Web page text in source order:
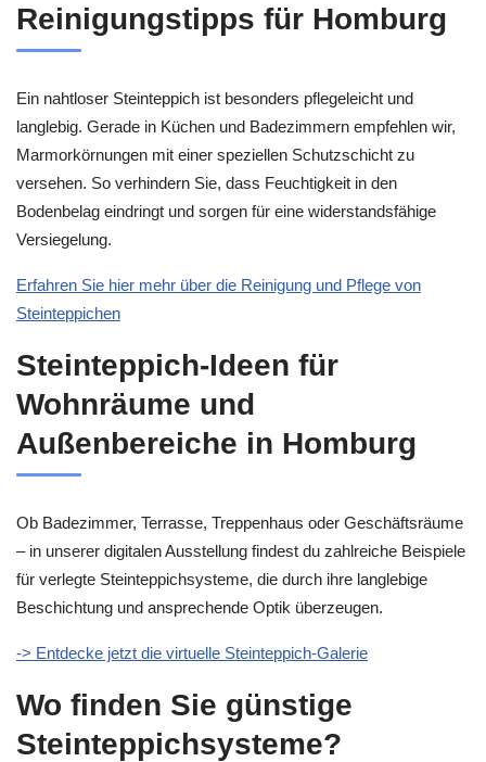
Reinigungstipps für Homburg
Ein nahtloser Steinteppich ist besonders pflegeleicht und
langlebig. Gerade in Küchen und Badezimmern empfehlen wir,
Marmorkörnungen mit einer speziellen Schutzschicht zu
versehen. So verhindern Sie, dass Feuchtigkeit in den
Bodenbelag eindringt und sorgen für eine widerstandsfähige
Versiegelung.
Erfahren Sie hier mehr über die Reinigung und Pflege von
Steinteppichen
Steinteppich-Ideen für
Wohnräume und
Außenbereiche in Homburg
Ob Badezimmer, Terrasse, Treppenhaus oder Geschäftsräume
– in unserer digitalen Ausstellung findest du zahlreiche Beispiele
für verlegte Steinteppichsysteme, die durch ihre langlebige
Beschichtung und ansprechende Optik überzeugen.
-> Entdecke jetzt die virtuelle Steinteppich-Galerie
Wo finden Sie günstige
Steinteppichsysteme?